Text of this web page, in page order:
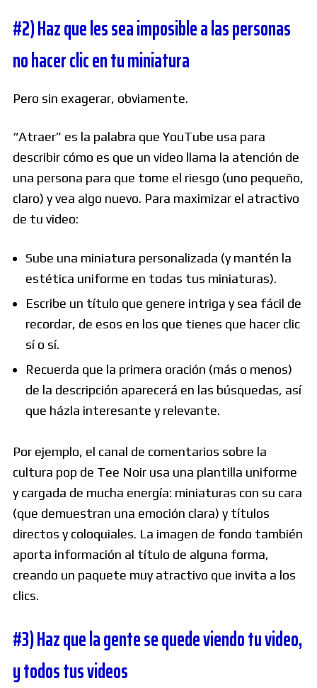
#2) Haz que les sea imposible a las personas
no hacer clic en tu miniatura
Pero sin exagerar, obviamente.
“Atraer” es la palabra que YouTube usa para
describir cómo es que un video llama la atención de
una persona para que tome el riesgo (uno pequeño,
claro) y vea algo nuevo. Para maximizar el atractivo
de tu video:
Sube una miniatura personalizada (y mantén la
estética uniforme en todas tus miniaturas).
Escribe un título que genere intriga y sea fácil de
recordar, de esos en los que tienes que hacer clic
sí o sí.
Recuerda que la primera oración (más o menos)
de la descripción aparecerá en las búsquedas, así
que házla interesante y relevante.
Por ejemplo, el canal de comentarios sobre la
cultura pop de Tee Noir usa una plantilla uniforme
y cargada de mucha energía: miniaturas con su cara
(que demuestran una emoción clara) y títulos
directos y coloquiales. La imagen de fondo también
aporta información al título de alguna forma,
creando un paquete muy atractivo que invita a los
clics.
#3) Haz que la gente se quede viendo tu video,
y todos tus videos